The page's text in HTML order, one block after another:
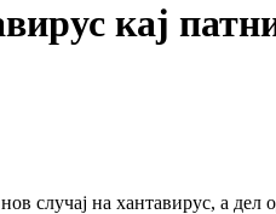
кај
случај на хантавирус, а дел